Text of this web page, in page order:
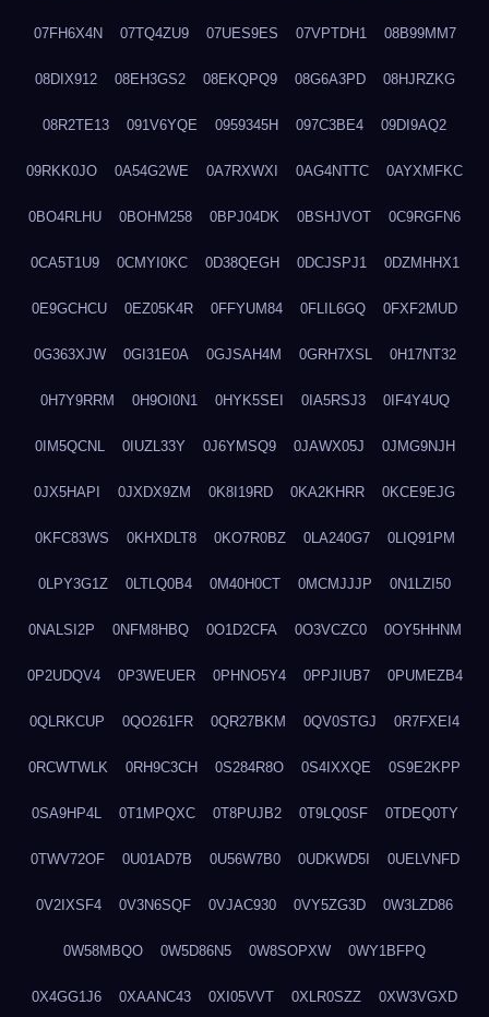
07FH6X4N 07TQ4ZU9 07UES9ES 07VPTDH1 08B99MM7
08DIX912 08EH3GS2 08EKQPQ9 08G6A3PD 08HJRZKG
08R2TE13 091V6YQE 0959345H 097C3BE4 09DI9AQ2
09RKK0JO 0A54G2WE 0A7RXWXI 0AG4NTTC 0AYXMFKC
0BO4RLHU 0BOHM258 0BPJ04DK 0BSHJVOT 0C9RGFN6
0CA5T1U9 0CMYI0KC 0D38QEGH 0DCJSPJ1 0DZMHHX1
0E9GCHCU 0EZ05K4R 0FFYUM84 0FLIL6GQ 0FXF2MUD
0G363XJW 0GI31E0A 0GJSAH4M 0GRH7XSL 0H17NT32
0H7Y9RRM 0H9OI0N1 0HYK5SEI 0IA5RSJ3 0IF4Y4UQ
0IM5QCNL 0IUZL33Y 0J6YMSQ9 0JAWX05J 0JMG9NJH
0JX5HAPI 0JXDX9ZM 0K8I19RD 0KA2KHRR 0KCE9EJG
0KFC83WS 0KHXDLT8 0KO7R0BZ 0LA240G7 0LIQ91PM
0LPY3G1Z 0LTLQ0B4 0M40H0CT 0MCMJJJP 0N1LZI50
0NALSI2P 0NFM8HBQ 0O1D2CFA 0O3VCZC0 0OY5HHNM
0P2UDQV4 0P3WEUER 0PHNO5Y4 0PPJIUB7 0PUMEZB4
0QLRKCUP 0QO261FR 0QR27BKM 0QV0STGJ 0R7FXEI4
0RCWTWLK 0RH9C3CH 0S284R8O 0S4IXXQE 0S9E2KPP
0SA9HP4L 0T1MPQXC 0T8PUJB2 0T9LQ0SF 0TDEQ0TY
0TWV72OF 0U01AD7B 0U56W7B0 0UDKWD5I 0UELVNFD
0V2IXSF4 0V3N6SQF 0VJAC930 0VY5ZG3D 0W3LZD86
0W58MBQO 0W5D86N5 0W8SOPXW 0WY1BFPQ
0X4GG1J6 0XAANC43 0XI05VVT 0XLR0SZZ 0XW3VGXD